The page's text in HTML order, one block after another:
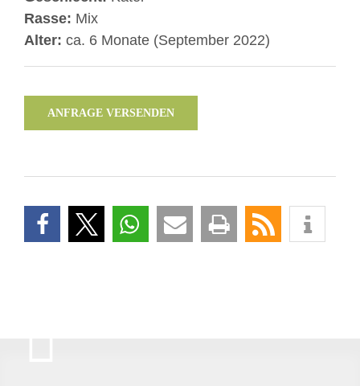
Rasse: Mix
Alter: ca. 6 Monate (September 2022)
ANFRAGE VERSENDEN